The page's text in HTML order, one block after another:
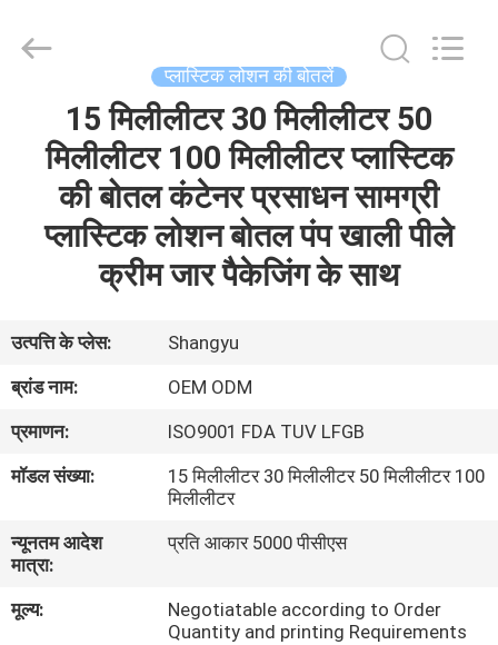
उत्पादों
में
भ्रमण
गुणवत्ता
नियंत्रण
Haojin
Plastic
प्लास्टिक लोशन की बोतलें
15 मिलीलीटर 30 मिलीलीटर 50
मिलीलीटर 100 मिलीलीटर प्लास्टिक
की बोतल कंटेनर प्रसाधन सामग्री
प्लास्टिक लोशन बोतल पंप खाली पीले
क्रीम जार पैकेजिंग के साथ
उत्पत्ति के प्लेस:
Shangyu
ब्रांड नाम:
OEM ODM
प्रमाणन:
ISO9001 FDA TUV LFGB
मॉडल संख्या:
15 मिलीलीटर 30 मिलीलीटर 50 मिलीलीटर 100
मिलीलीटर
न्यूनतम आदेश
मात्रा:
प्रति आकार 5000 पीसीएस
मूल्य:
Negotiatable according to Order
Quantity and printing Requirements